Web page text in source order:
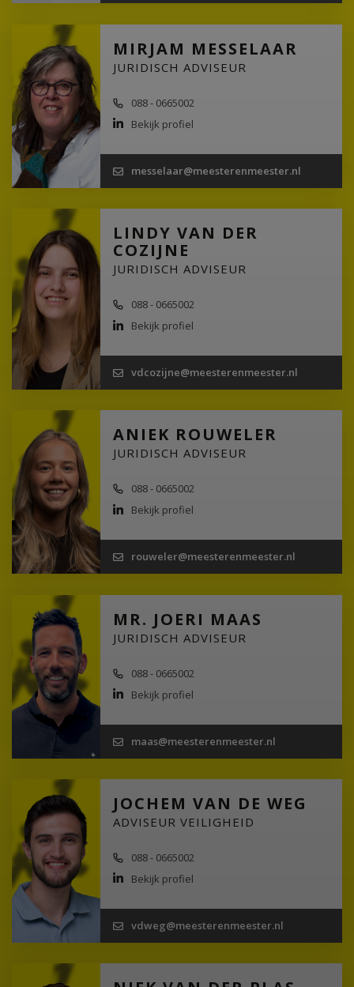
MIRJAM MESSELAAR
JURIDISCH ADVISEUR
088 - 0665002
Bekijk profiel
messelaar@meesterenmeester.nl
LINDY VAN DER
COZIJNE
JURIDISCH ADVISEUR
088 - 0665002
Bekijk profiel
vdcozijne@meesterenmeester.nl
ANIEK ROUWELER
JURIDISCH ADVISEUR
088 - 0665002
Bekijk profiel
rouweler@meesterenmeester.nl
MR. JOERI MAAS
JURIDISCH ADVISEUR
088 - 0665002
Bekijk profiel
maas@meesterenmeester.nl
JOCHEM VAN DE WEG
ADVISEUR VEILIGHEID
088 - 0665002
Bekijk profiel
vdweg@meesterenmeester.nl